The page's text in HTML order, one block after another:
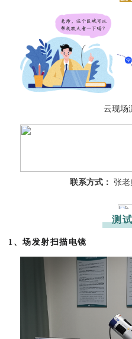
云现场
联系方式： 张
测
1、场发射扫描电镜